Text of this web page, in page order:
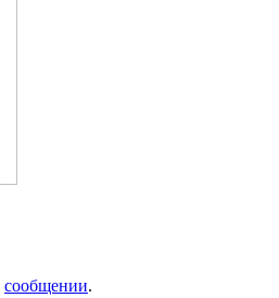
сообщении.